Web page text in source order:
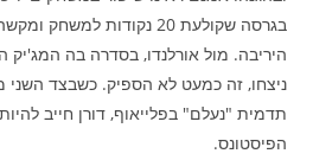
בגרסה שקולעת 20 נקודות
היריבה. מול אורלנדו, בסדרה בה המג'יק
ניצחו, זה כמעט לא הספיק. כשבצד
תדמית "נעלם" בפלייאוף, דורן חייב
הפיסטונס.